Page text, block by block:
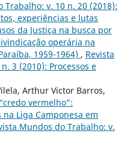
Trabalho: v. 10 n. 20 (2018):
experiências e lutas
da Justiça na busca por
operária na
1959-1964) , Revista
3 (2010): Processos e
Arthur Victor Barros,
vermelho”:
Liga Camponesa em
Mundos do Trabalho: v.